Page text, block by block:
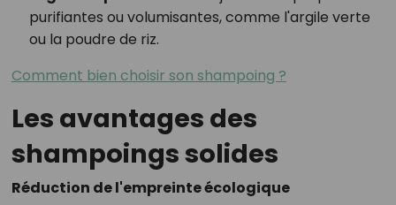
purifiantes ou volumisantes, comme l'argile verte
ou la poudre de riz.
Comment bien choisir son shampoing ?
Les avantages des
shampoings solides
Réduction de l'empreinte écologique